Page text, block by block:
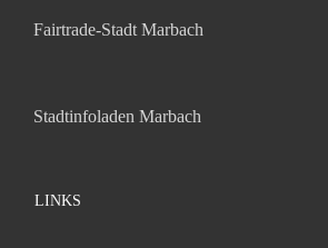
Fairtrade-Stadt Marbach
Stadtinfoladen Marbach
LINKS